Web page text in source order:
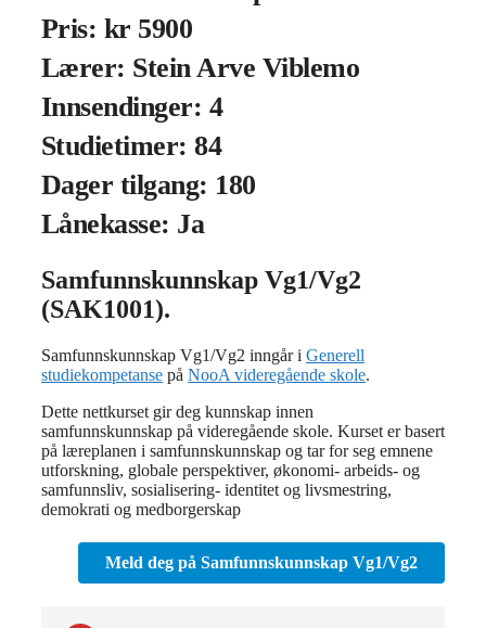
Pris: kr 5900
Lærer: Stein Arve Viblemo
Innsendinger: 4
Studietimer: 84
Dager tilgang: 180
Lånekasse: Ja
Samfunnskunnskap Vg1/Vg2
(SAK1001).
Samfunnskunnskap Vg1/Vg2 inngår i Generell
studiekompetanse på NooA videregående skole.
Dette nettkurset gir deg kunnskap innen
samfunnskunnskap på videregående skole. Kurset er basert
på læreplanen i samfunnskunnskap og tar for seg emnene
utforskning, globale perspektiver, økonomi- arbeids- og
samfunnsliv, sosialisering- identitet og livsmestring,
demokrati og medborgerskap
Meld deg på Samfunnskunnskap Vg1/Vg2